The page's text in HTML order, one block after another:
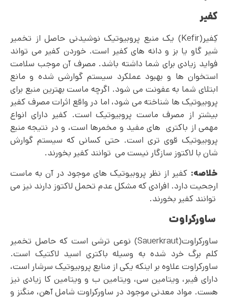
کفیر
کِ‍فیر(Kefir) یک منبع پروبیوتیک نوشیدنی حاصل از تخمیر
شیر گاو یا بز و دانه های کفیر است. خوردن کفیر می تواند
فواید زیادی برای شما داشته باشد. مصرف آن موجب سلامت
استخوان ها و بهبود عملکرد سیستم گوارشی شده و مانع
ابتلای شما به عفونت می شود. اگرچه ماست بهترین منبع برای
پروبیوتیک ها شناخته می شود، اما در واقع اثرات مصرف کفیر
بیشتر از مصرف ماست پروبیوتیک است. کفیر دارای انواع
مهمی از باکتری های مفید و مخمرها است، و در نتیجه منبع
پروبیوتیک قوی تری است. حتی کسانی که سیستم گوارش
شان با لاکتوز سازگار نیست می توانند کفیر بخورند.
خلاصه: کفیر از نظر پروبیوتیک های موجود در آن به ماست
ارجحیت دارد. افرادی که مشکل عدم تحمل لاکتوز دارند نیز می
توانند کفیر بخورند.
ساورکراوت
ساورکراوت(Sauerkraut) نوعی ترشی است که حاصل تخمیر
کلم برگ خرد شده به وسیله باکتری اسید لاکتیک است.
ساورکراوت علاوه بر اینکه یکی از منابع پروبیوتیک سرشار است،
دارای فیبر، ویتامین سی، ویتامین ب و ویتامین کا زیادی نیز
هست. مواد معدنی موجود در ساورکراوت شامل آهن، منگنز و